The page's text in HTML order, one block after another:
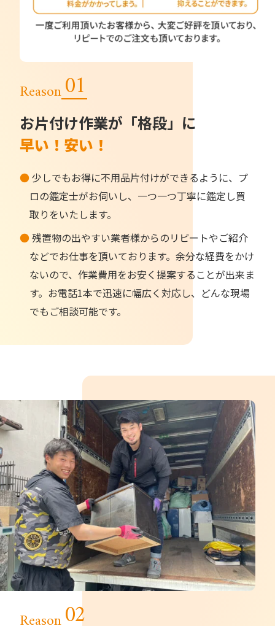
Reason
お片付け作業が「格段」に
早い！安い！
●少しでもお得に不用品片付けができるように、プ
ロの鑑定士がお伺いし、一つ一つ丁寧に鑑定し買
取りをいたします。
●残置物の出やすい業者様からのリピートやご紹介
などでお仕事を頂いております。余分な経費をかけ
ないので、作業費用をお安く提案することが出来ま
す。お電話1本で迅速に幅広く対応し、どんな現場
でもご相談可能です。